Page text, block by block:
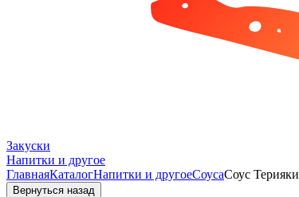
Закуски
Напитки и другое
ГлавнаяКаталогНапитки и другоеСоусаСоус Терияки
Вернуться назад